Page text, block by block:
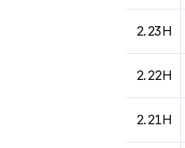
2.23H
2.22H
2.21H